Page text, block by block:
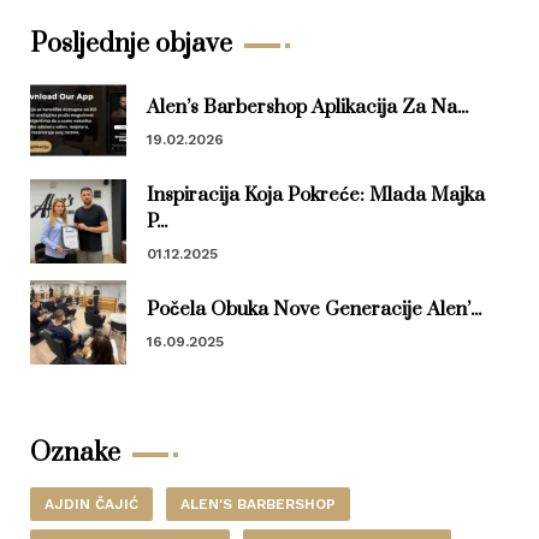
Posljednje objave
Alen’s Barbershop Aplikacija Za Na...
19.02.2026
Inspiracija Koja Pokreće: Mlada Majka
P...
01.12.2025
Počela Obuka Nove Generacije Alen’...
16.09.2025
Oznake
AJDIN ČAJIĆ ALEN'S BARBERSHOP